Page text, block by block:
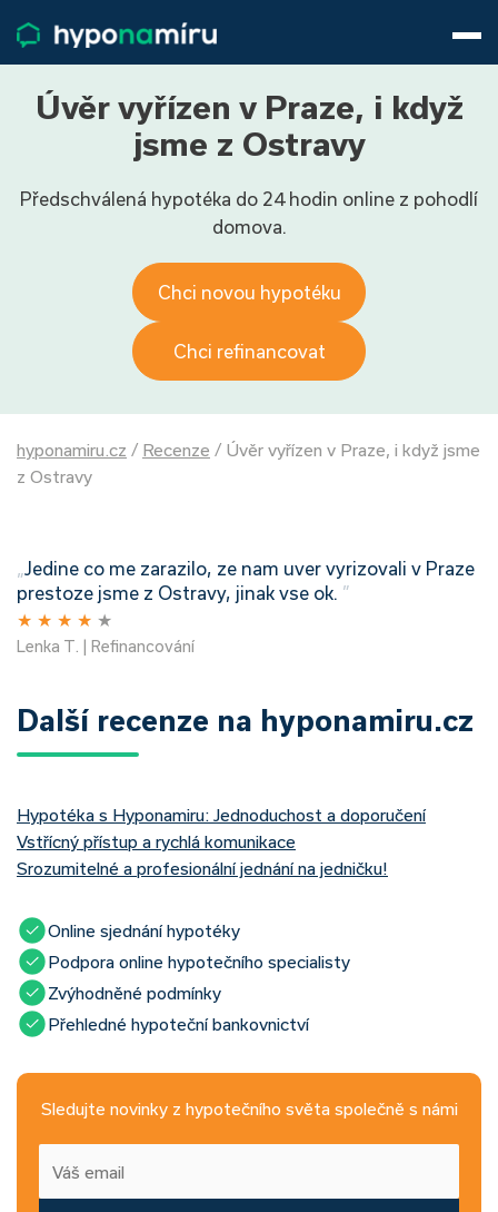
Životní pojištění
Pojištění nemovitosti
Články
O nás
800 688 388
9−16 hod.
Úvěr vyřízen v Praze, i když
jsme z Ostravy
Předschválená hypotéka do 24 hodin online z pohodlí
domova.
Chci novou hypotéku
Chci refinancovat
hyponamiru.cz / Recenze / Úvěr vyřízen v Praze, i když jsme
z Ostravy
„Jedine co me zarazilo, ze nam uver vyrizovali v Praze
prestoze jsme z Ostravy, jinak vse ok. ”
★ ★ ★ ★ ★
Lenka T. | Refinancování
Další recenze na hyponamiru.cz
Hypotéka s Hyponamiru: Jednoduchost a doporučení
Vstřícný přístup a rychlá komunikace
Srozumitelné a profesionální jednání na jedničku!
Online sjednání hypotéky
Podpora online hypotečního specialisty
Zvýhodněné podmínky
Přehledné hypoteční bankovnictví
Sledujte novinky z hypotečního světa společně s námi